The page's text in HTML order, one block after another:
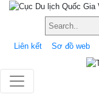
Liên kết Sơ đồ web